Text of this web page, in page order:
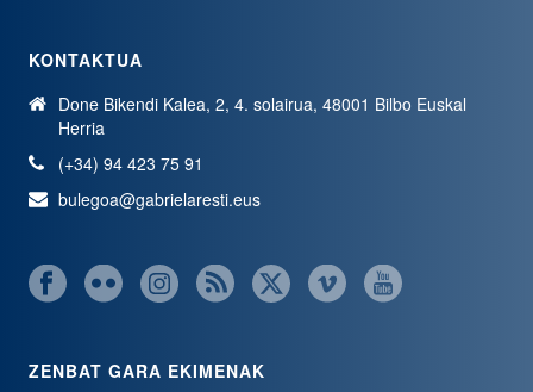
KONTAKTUA
Done Bikendi Kalea, 2, 4. solairua, 48001 Bilbo Euskal
Herria
(+34) 94 423 75 91
bulegoa@gabrielaresti.eus
ZENBAT GARA EKIMENAK